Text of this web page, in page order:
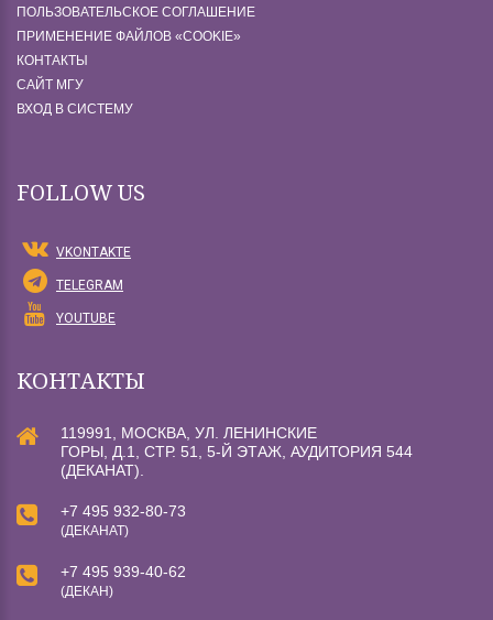
ПОЛЬЗОВАТЕЛЬСКОЕ СОГЛАШЕНИЕ
ПРИМЕНЕНИЕ ФАЙЛОВ «СOOKIE»
КОНТАКТЫ
САЙТ МГУ
ВХОД В СИСТЕМУ
FOLLOW US
VKONTAKTE
TELEGRAM
YOUTUBE
КОНТАКТЫ
119991, МОСКВА, УЛ. ЛЕНИНСКИЕ
ГОРЫ, Д.1, СТР. 51, 5-Й ЭТАЖ, АУДИТОРИЯ 544
(ДЕКАНАТ).
+7 495 932-80-73
(ДЕКАНАТ)
+7 495 939-40-62
(ДЕКАН)